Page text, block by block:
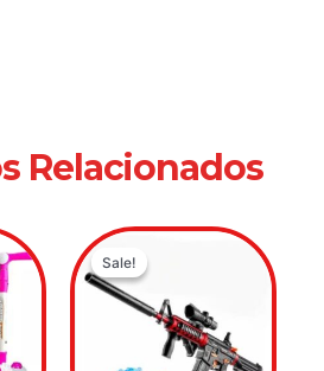
Relacionados
Sale!
Sale!
Original
price
Current
price